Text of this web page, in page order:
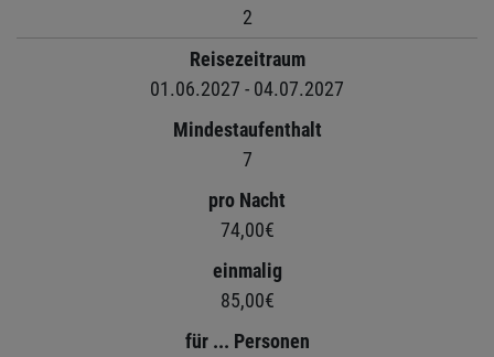
2
Reisezeitraum
01.06.2027 - 04.07.2027
Mindestaufenthalt
7
pro Nacht
74,00€
einmalig
85,00€
für ... Personen